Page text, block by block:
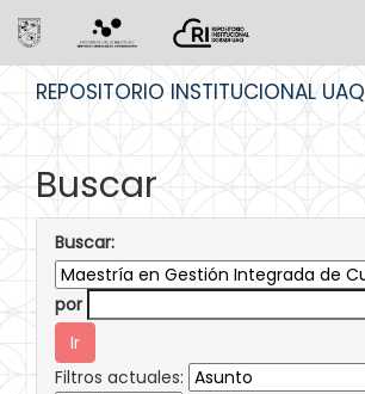
REPOSITORIO INSTITUCIONAL UAQ
Buscar
Buscar:
por
Filtros actuales: